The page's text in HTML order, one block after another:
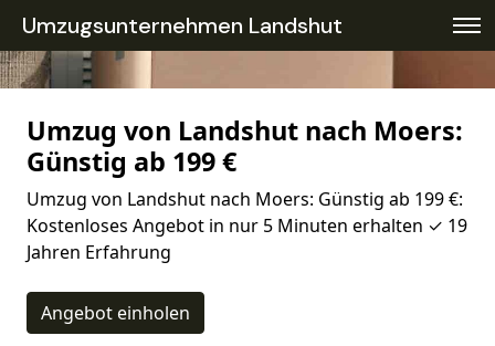
Umzugsunternehmen Landshut
Umzug von Landshut nach Moers:
Günstig ab 199 €
Umzug von Landshut nach Moers: Günstig ab 199 €:
Kostenloses Angebot in nur 5 Minuten erhalten ✓ 19
Jahren Erfahrung
Angebot einholen